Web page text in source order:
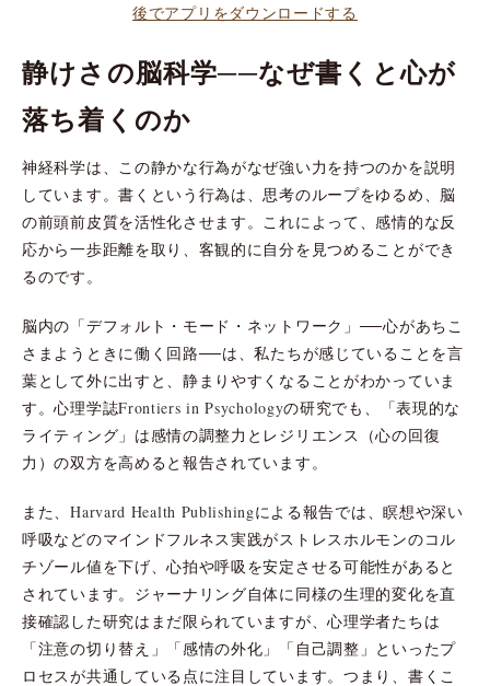
後でアプリをダウンロードする
静けさの脳科学──なぜ書くと心が
落ち着くのか
神経科学は、この静かな行為がなぜ強い力を持つのかを説明
しています。書くという行為は、思考のループをゆるめ、脳
の前頭前皮質を活性化させます。これによって、感情的な反
応から一歩距離を取り、客観的に自分を見つめることができ
るのです。
脳内の「デフォルト・モード・ネットワーク」──心があちこ
さまようときに働く回路──は、私たちが感じていることを言
葉として外に出すと、静まりやすくなることがわかっていま
す。心理学誌Frontiers in Psychologyの研究でも、「表現的な
ライティング」は感情の調整力とレジリエンス（心の回復
力）の双方を高めると報告されています。
また、Harvard Health Publishingによる報告では、瞑想や深い
呼吸などのマインドフルネス実践がストレスホルモンのコル
チゾール値を下げ、心拍や呼吸を安定させる可能性があると
されています。ジャーナリング自体に同様の生理的変化を直
接確認した研究はまだ限られていますが、心理学者たちは
「注意の切り替え」「感情の外化」「自己調整」といったプ
ロセスが共通している点に注目しています。つまり、書くこ